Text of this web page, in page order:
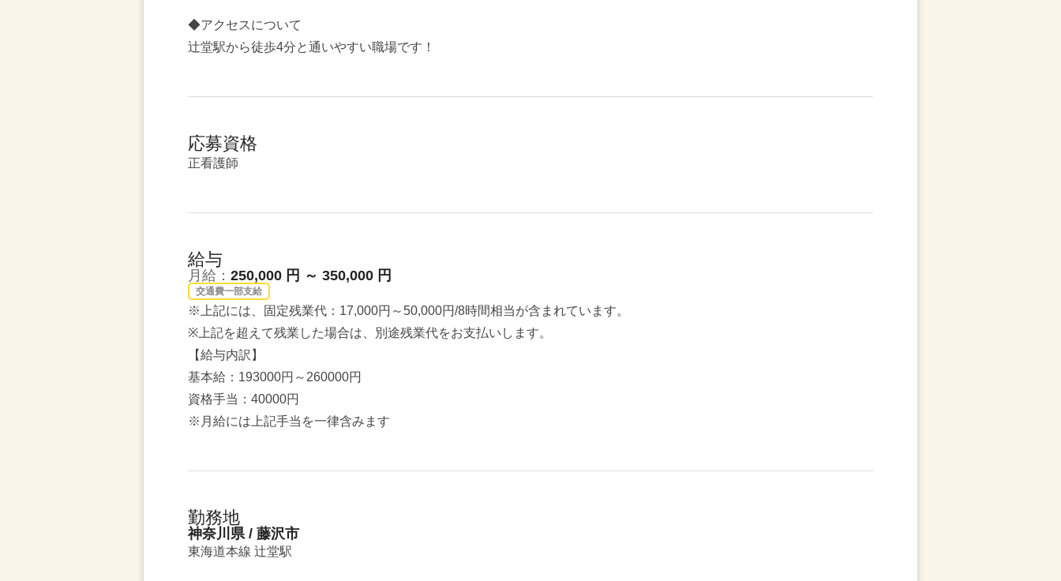
◆アクセスについて
辻堂駅から徒歩4分と通いやすい職場です！
応募資格
正看護師
給与
月給： 250,000 円 ～ 350,000 円
交通費一部支給
※上記には、固定残業代：17,000円～50,000円/8時間相当が含まれています。
※上記を超えて残業した場合は、別途残業代をお支払いします。
【給与内訳】
基本給：193000円～260000円
資格手当：40000円
※月給には上記手当を一律含みます
勤務地
神奈川県 / 藤沢市
東海道本線 辻堂駅